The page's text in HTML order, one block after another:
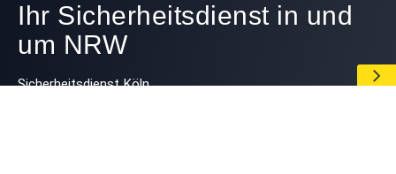
Ihr Sicherheitsdienst in und
um NRW
Sicherheitsdienst Köln